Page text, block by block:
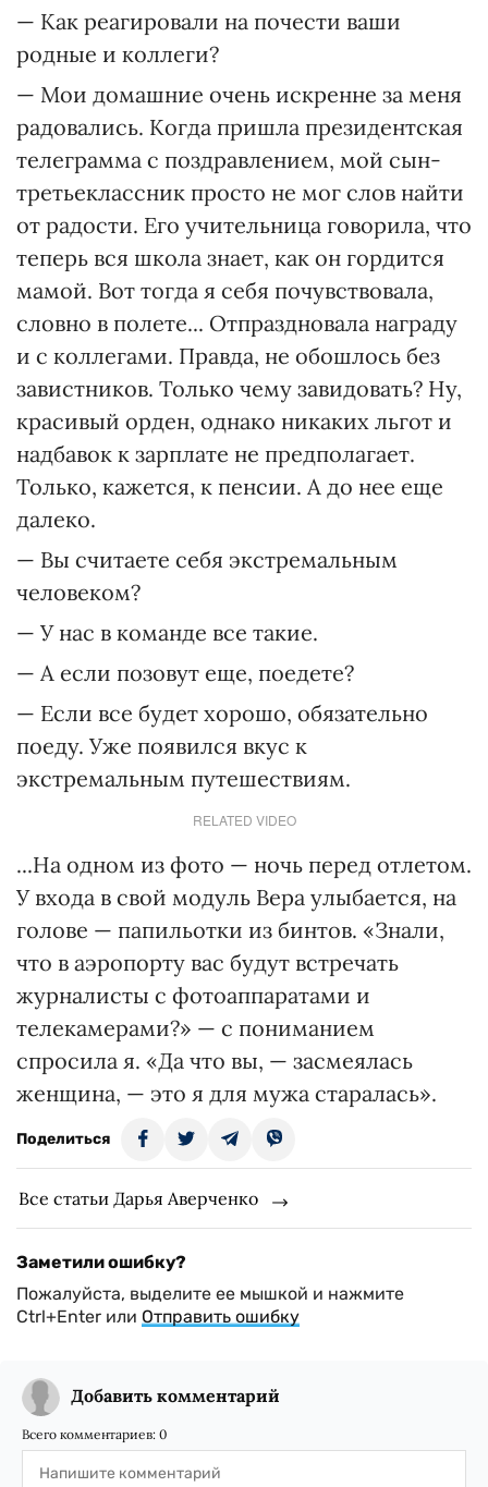
— Как реагировали на почести ваши
родные и коллеги?
— Мои домашние очень искренне за меня
радовались. Когда пришла президентская
телеграмма с поздравлением, мой сын-
третьеклассник просто не мог слов найти
от радости. Его учительница говорила, что
теперь вся школа знает, как он гордится
мамой. Вот тогда я себя почувствовала,
словно в полете... Отпраздновала награду
и с коллегами. Правда, не обошлось без
завистников. Только чему завидовать? Ну,
красивый орден, однако никаких льгот и
надбавок к зарплате не предполагает.
Только, кажется, к пенсии. А до нее еще
далеко.
— Вы считаете себя экстремальным
человеком?
— У нас в команде все такие.
— А если позовут еще, поедете?
— Если все будет хорошо, обязательно
поеду. Уже появился вкус к
экстремальным путешествиям.
RELATED VIDEO
...На одном из фото — ночь перед отлетом.
У входа в свой модуль Вера улыбается, на
голове — папильотки из бинтов. «Знали,
что в аэропорту вас будут встречать
журналисты с фотоаппаратами и
телекамерами?» — с пониманием
спросила я. «Да что вы, — засмеялась
женщина, — это я для мужа старалась».
Поделиться
Все статьи Дарья Аверченко
Заметили ошибку?
Пожалуйста, выделите ее мышкой и нажмите
Ctrl+Enter или Отправить ошибку
Добавить комментарий
Всего комментариев: 0